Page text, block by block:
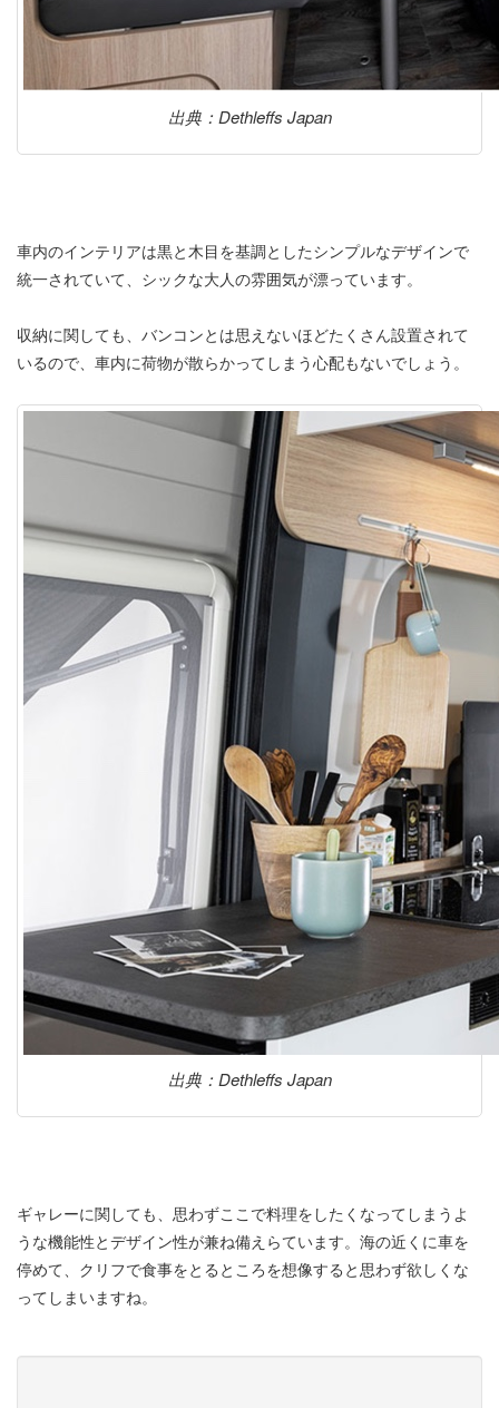
出典：Dethleffs Japan
車内のインテリアは黒と木目を基調としたシンプルなデザインで
統一されていて、シックな大人の雰囲気が漂っています。
収納に関しても、バンコンとは思えないほどたくさん設置されて
いるので、車内に荷物が散らかってしまう心配もないでしょう。
出典：Dethleffs Japan
ギャレーに関しても、思わずここで料理をしたくなってしまうよ
うな機能性とデザイン性が兼ね備えらています。海の近くに車を
停めて、クリフで食事をとるところを想像すると思わず欲しくな
ってしまいますね。